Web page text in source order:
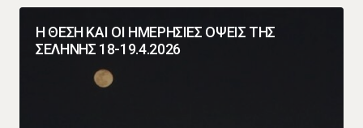
Η ΘΕΣΗ ΚΑΙ ΟΙ ΗΜΕΡΗΣΙΕΣ ΟΨΕΙΣ ΤΗΣ
ΣΕΛΗΝΗΣ 18-19.4.2026